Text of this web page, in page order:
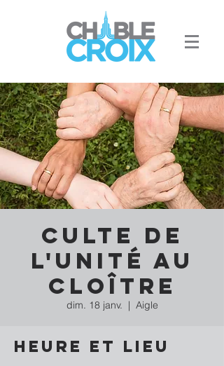
Culte de
l'Unité au
Cloître
dim. 18 janv.
  |
Aigle
Heure et lieu